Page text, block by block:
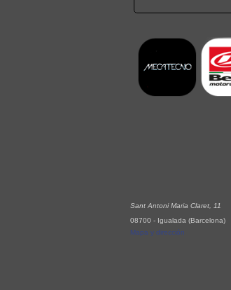
Sant Antoni Maria Claret, 11
08700 - Igualada (Barcelona)
Mapa y dirección